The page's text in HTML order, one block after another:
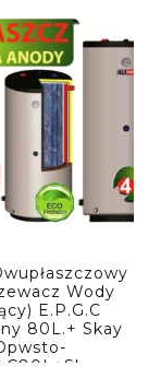
Wody
E.P.G.C
80L.+ Skay